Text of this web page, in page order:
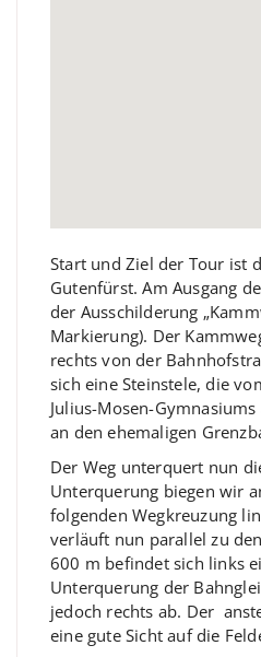
Start und Ziel der Tour ist
Gutenfürst. Am Ausgang
der Ausschilderung
Markierung). Der
rechts von der
sich eine Steinstele, die
Julius-Mosen-
an den ehemaligen
Der Weg unterquert nun
Unterquerung biegen wir
folgenden Wegkreuzung
verläuft nun parallel zu
600 m befindet sich links
Unterquerung der
jedoch rechts ab. Der
eine gute Sicht auf die